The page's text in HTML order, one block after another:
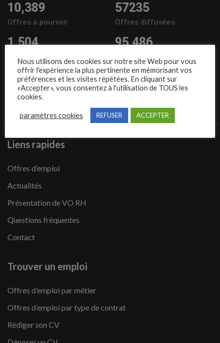
10,389
Offres à pourvoir
57235
Offres diffusées
1,504
Entreprises
95,486
Candidats
Nous suivre
Liens rapides
Offres d’emploi
Actualités
Présentation de VO RH
Questions fréquentes
Contact
Trouver un emploi
Offres d’emploi par métier
Offres d’emploi par type de contrat
Rédiger son CV
Nous utilisons des cookies sur notre site Web pour vous
offrir l'expérience la plus pertinente en mémorisant vos
préférences et les visites répétées. En cliquant sur
«Accepter», vous consentez à l'utilisation de TOUS les
cookies.
paramètres cookies REFUSER ACCEPTER